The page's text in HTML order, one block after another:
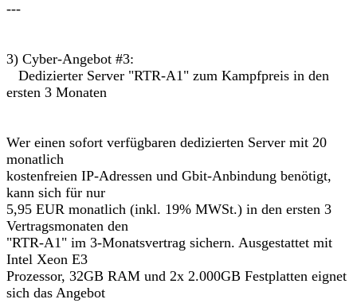
---
3) Cyber-Angebot #3:
Dedizierter Server "RTR-A1" zum Kampfpreis in den
ersten 3 Monaten
Wer einen sofort verfügbaren dedizierten Server mit 20
monatlich
kostenfreien IP-Adressen und Gbit-Anbindung benötigt,
kann sich für nur
5,95 EUR monatlich (inkl. 19% MWSt.) in den ersten 3
Vertragsmonaten den
"RTR-A1" im 3-Monatsvertrag sichern. Ausgestattet mit
Intel Xeon E3
Prozessor, 32GB RAM und 2x 2.000GB Festplatten eignet
sich das Angebot